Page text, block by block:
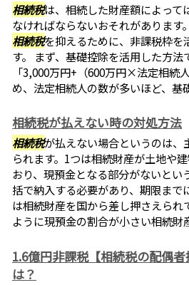
相続税は、相続した財産額によって
なければならないおそれがあります
相続税を抑えるために、非課税枠を
す。 まず、基礎控除を活用した方法
「3,000万円+（600万円×法定相続
め、法定相続人の数が多いほど、基
相続税が払えない時の対処方法
相続税が払えない場合というのは、
られます。1つは相続財産が土地や
おり、現預金となる部分がないとい
括で納入する必要があり、期限まで
は相続財産を国から差し押さえられ
ように現預金の割合が小さい相続財
1.6億円非課税【相続税の配偶
は？